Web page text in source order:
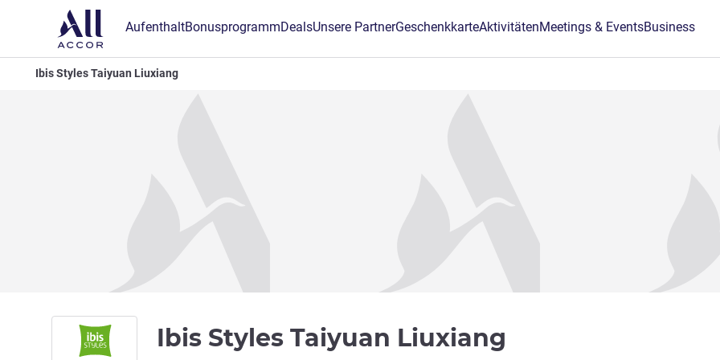
AufenthaltBonusprogrammDealsUnsere PartnerGeschenkkarteAktivitätenMeetings & EventsBusiness
Ibis Styles Taiyuan Liuxiang
Ibis Styles Taiyuan Liuxiang